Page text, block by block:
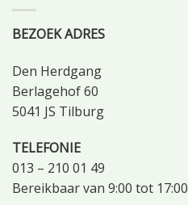
BEZOEK ADRES
Den Herdgang
Berlagehof 60
5041 JS Tilburg
TELEFONIE
013 – 210 01 49
Bereikbaar van 9:00 tot 17:00